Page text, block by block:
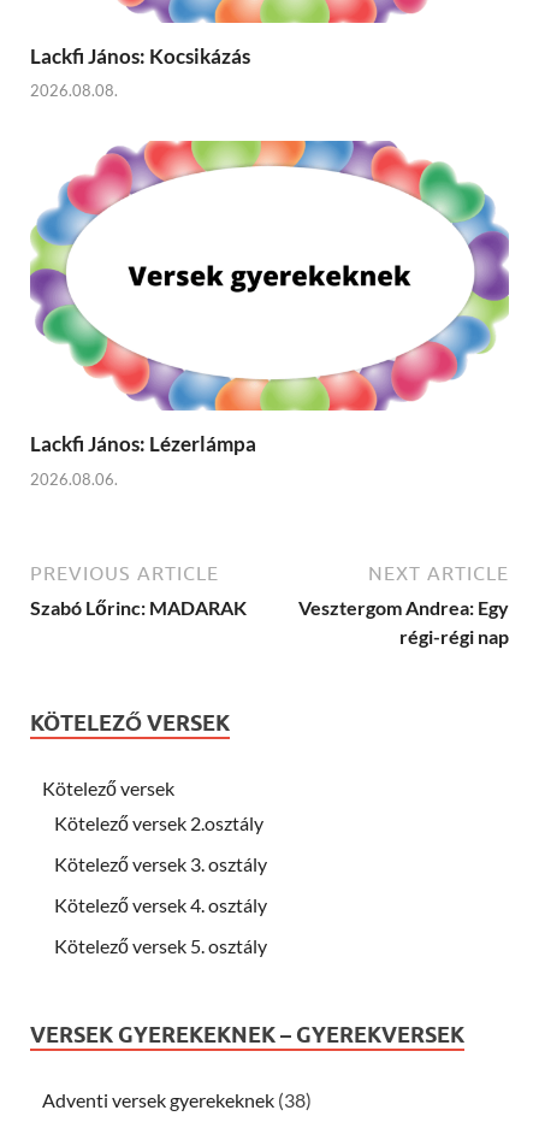
Lackfi János: Kocsikázás
2026.08.08.
Lackfi János: Lézerlámpa
2026.08.06.
PREVIOUS ARTICLE
Szabó Lőrinc: MADARAK
NEXT ARTICLE
Vesztergom Andrea: Egy
régi-régi nap
KÖTELEZŐ VERSEK
Kötelező versek
Kötelező versek 2.osztály
Kötelező versek 3. osztály
Kötelező versek 4. osztály
Kötelező versek 5. osztály
VERSEK GYEREKEKNEK – GYEREKVERSEK
Adventi versek gyerekeknek (38)